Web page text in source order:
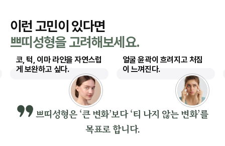
이런 고민이 있다면
쁘띠성형을 고려해보세요.
코, 턱, 이마 라인을 자연스럽
게 보완하고 싶다.
얼굴 윤곽이 흐려지고 처짐
이 느껴진다.
쁘띠성형은 ‘큰 변화’보다 ‘티 나지 않는 변화’를
목표로 합니다.